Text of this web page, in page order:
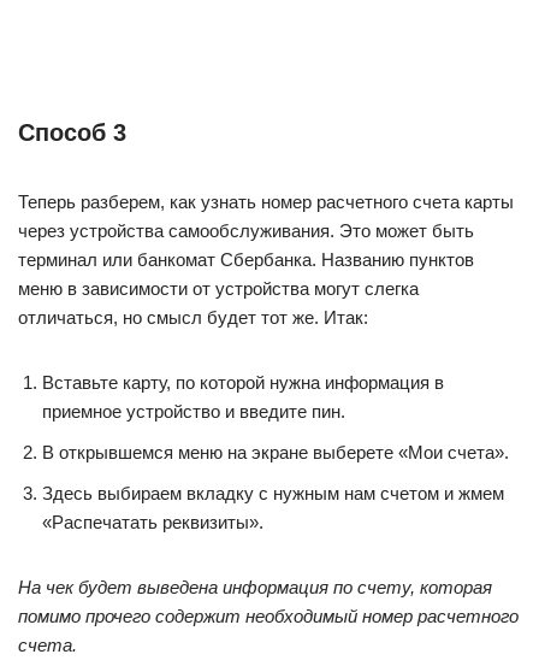
Способ 3
Теперь разберем, как узнать номер расчетного счета карты
через устройства самообслуживания. Это может быть
терминал или банкомат Сбербанка. Названию пунктов
меню в зависимости от устройства могут слегка
отличаться, но смысл будет тот же. Итак:
Вставьте карту, по которой нужна информация в
приемное устройство и введите пин.
В открывшемся меню на экране выберете «Мои счета».
Здесь выбираем вкладку с нужным нам счетом и жмем
«Распечатать реквизиты».
На чек будет выведена информация по счету, которая
помимо прочего содержит необходимый номер расчетного
счета.